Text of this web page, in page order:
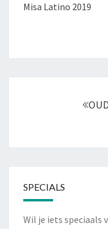
Misa Latino 2019
SPECIALS
Wil je iets speciaals